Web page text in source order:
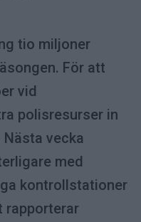
tio miljoner
För att
vid
polisresurser in
vecka
med
kontrollstationer
rapporterar